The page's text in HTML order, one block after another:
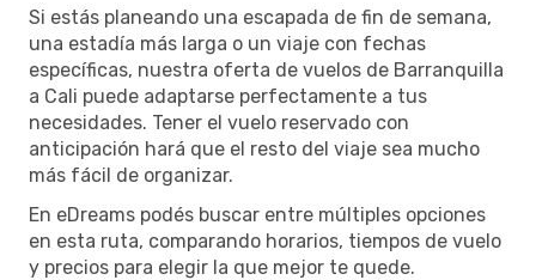
Si estás planeando una escapada de fin de semana,
una estadía más larga o un viaje con fechas
específicas, nuestra oferta de vuelos de Barranquilla
a Cali puede adaptarse perfectamente a tus
necesidades. Tener el vuelo reservado con
anticipación hará que el resto del viaje sea mucho
más fácil de organizar.
En eDreams podés buscar entre múltiples opciones
en esta ruta, comparando horarios, tiempos de vuelo
y precios para elegir la que mejor te quede.